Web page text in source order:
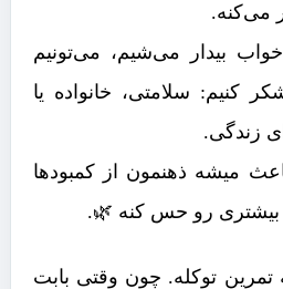
می‌کنه.
بیدار می‌شیم، می‌تونیم
کنیم: سلامتی، خانواده یا
زندگی.
میشه ذهنمون از کمبودها
بیشتری رو حس کنه 🌿.
توکله. چون وقتی بابت